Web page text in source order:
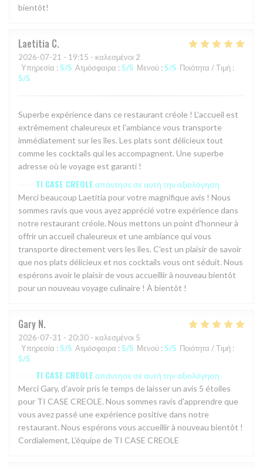
bientôt!
Laetitia C
2026-07-21 - 19:15 - καλεσμένοι 2
Υπηρεσία : 5/5 Ατμόσφαιρα : 5/5 Μενού : 5/5 Ποιότητα / Τιμή :
5/5
Superbe expérience dans ce restaurant créole ! L'accueil est
extrêmement chaleureux et l'ambiance vous transporte
immédiatement sur les îles. Les plats sont délicieux tout
comme les cocktails qui les accompagnent. Une superbe
adresse où le voyage est garanti !
TI CASE CREOLEαπάντησε σε αυτή την αξιολόγηση
Merci beaucoup Laetitia pour votre magnifique avis ! Nous
sommes ravis que vous ayez apprécié votre expérience dans
notre restaurant créole. Nous mettons un point d'honneur à
offrir un accueil chaleureux et une ambiance qui vous
transporte directement vers les îles. C'est un plaisir de savoir
que nos plats délicieux et nos cocktails vous ont séduit. Nous
espérons avoir le plaisir de vous accueillir à nouveau bientôt
pour un nouveau voyage culinaire ! À bientôt !
Gary N
2026-07-31 - 20:30 - καλεσμένοι 5
Υπηρεσία : 5/5 Ατμόσφαιρα : 5/5 Μενού : 5/5 Ποιότητα / Τιμή :
5/5
TI CASE CREOLEαπάντησε σε αυτή την αξιολόγηση
Merci Gary, d'avoir pris le temps de laisser un avis 5 étoiles
pour TI CASE CREOLE. Nous sommes ravis d'apprendre que
vous avez passé une expérience positive dans notre
restaurant. Nous espérons vous accueillir à nouveau bientôt !
Cordialement, L'équipe de TI CASE CREOLE